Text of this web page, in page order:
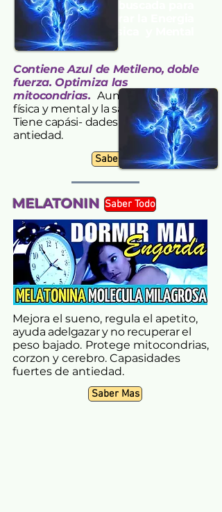
mejorar la Energia
Contiene Azul de Metileno, doble
fuerza.Optimiza las
mitocondrias. Aumenta la energía
física y mental y la salud en general.
Tiene capási- dades fuertes de
antiedad.
Saber Mas
MELATONIN Saber Todo
Mejora el sueno, regula el apetito,
ayuda adelgazar y no recuperar el
peso bajado. Protege mitocondrias,
corzon y cerebro. Capasidades
fuertes de antiedad.
Saber Mas